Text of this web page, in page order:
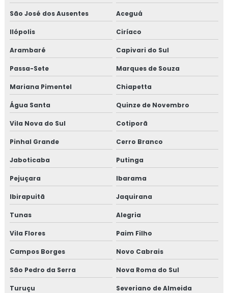
São José dos Ausentes Aceguá
Ilópolis Ciríaco
Arambaré Capivari do Sul
Passa-Sete Marques de Souza
Mariana Pimentel Chiapetta
Água Santa Quinze de Novembro
Vila Nova do Sul Cotiporã
Pinhal Grande Cerro Branco
Jaboticaba Putinga
Pejuçara Ibarama
Ibirapuitã Jaquirana
Tunas Alegria
Vila Flores Paim Filho
Campos Borges Novo Cabrais
São Pedro da Serra Nova Roma do Sul
Turuçu Severiano de Almeida